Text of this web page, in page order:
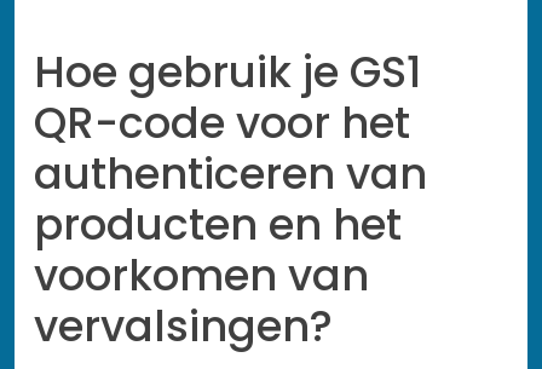
Hoe gebruik je GS1
QR-code voor het
authenticeren van
producten en het
voorkomen van
vervalsingen?